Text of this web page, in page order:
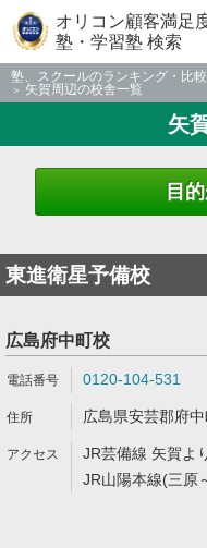
オリコン顧客満足
塾・学習塾 検索
塾、スクールのランキング・比較
矢賀周辺の校舎一覧
矢
目
東進衛星予備校
広島府中町校
0120-104-531
広島県安芸郡府
JR芸備線 矢賀よ
JR山陽本線(三原